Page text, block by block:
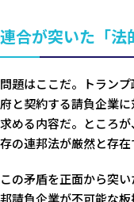
連合が突いた「法
問題はここだ。トラン
府と契約する請負企業
求める内容だ。ところ
存の連邦法が厳然と存在
この矛盾を正面から突
邦請負企業が不可能な